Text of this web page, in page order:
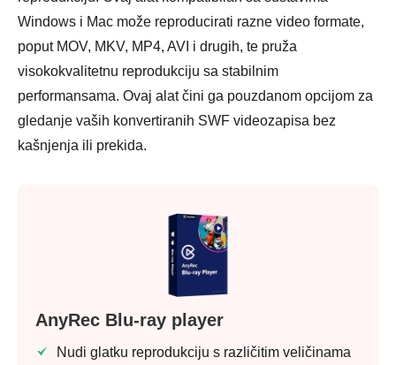
Windows i Mac može reproducirati razne video formate,
poput MOV, MKV, MP4, AVI i drugih, te pruža
visokokvalitetnu reprodukciju sa stabilnim
performansama. Ovaj alat čini ga pouzdanom opcijom za
gledanje vaših konvertiranih SWF videozapisa bez
kašnjenja ili prekida.
AnyRec Blu-ray player
Nudi glatku reprodukciju s različitim veličinama